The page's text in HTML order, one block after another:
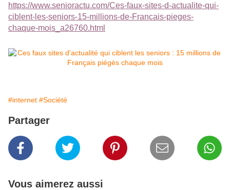
https://www.senioractu.com/Ces-faux-sites-d-actualite-qui-
ciblent-les-seniors-15-millions-de-Francais-pieges-
chaque-mois_a26760.html
#internet #Société
Partager
Vous aimerez aussi